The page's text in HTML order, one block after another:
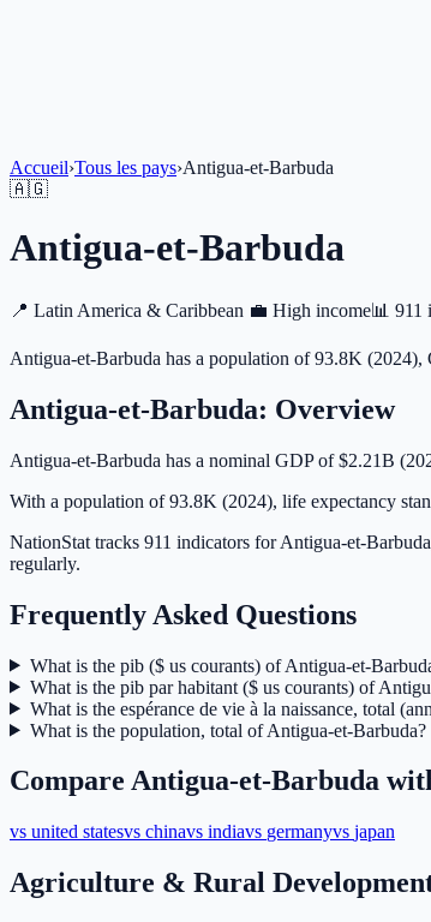
Accueil›Tous les pays›Antigua-et-Barbuda
🇦🇬
Antigua-et-Barbuda
📍 Latin America & Caribbean 💼 High income 📊 911
Antigua-et-Barbuda has a population of 93.8K
Antigua-et-Barbuda: Overview
Antigua-et-Barbuda has a nominal GDP of $2.21B
With a population of 93.8K (2024), life expectancy
NationStat tracks 911 indicators for Antigua-et-
regularly.
Frequently Asked Questions
What is the pib ($ us courants) of Antigua-et-
What is the pib par habitant ($ us courants) of
What is the espérance de vie à la naissance, total
What is the population, total of Antigua-et-Barbuda?
Compare Antigua-et-Barbuda
vs united statesvs chinavs indiavs germanyvs japan
Agriculture & Rural